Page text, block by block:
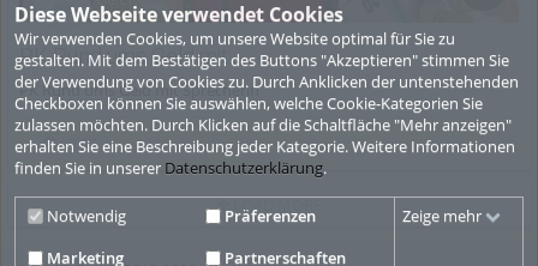
Diese Webseite verwendet Cookies
Wir verwenden Cookies, um unsere Website optimal für Sie zu
gestalten. Mit dem Bestätigen des Buttons "Akzeptieren" stimmen Sie
der Verwendung von Cookies zu. Durch Anklicken der untenstehenden
Checkboxen können Sie auswählen, welche Cookie-Kategorien Sie
zulassen möchten. Durch Klicken auf die Schaltfläche "Mehr anzeigen"
erhalten Sie eine Beschreibung jeder Kategorie. Weitere Informationen
finden Sie in unserer Datenschutzerklärung.
Notwendig
Präferenzen
Marketing
Partnerschaften
Zeige mehr
PK Rund ums Geld mit...
PK Rund ums Geld mit Sprecherin
07:00
LOAD MORE